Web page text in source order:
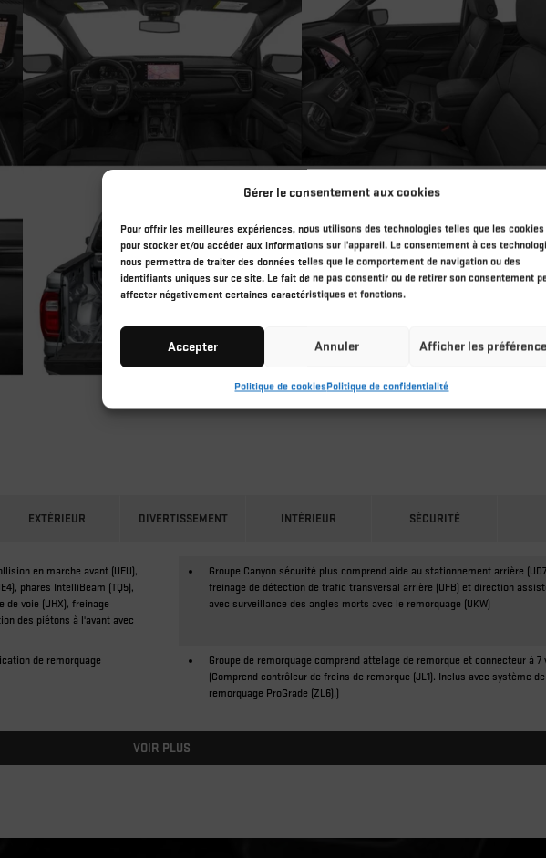
Gérer le consentement aux cookies
Pour offrir les meilleures expériences, nous utilisons des technologies telles que les cookies
pour stocker et/ou accéder aux informations sur l'appareil. Le consentement à ces
nous permettra de traiter des données telles que le comportement de navigation ou des
identifiants uniques sur ce site. Le fait de ne pas consentir ou de retirer son consentement
affecter négativement certaines caractéristiques et fonctions.
Accepter Annuler Afficher les
Politique de cookiesPolitique de confidentialité
EXTÉRIEUR DIVERTISSEMENT INTÉRIEUR SÉCURITÉ
en marche avant (UEU),
phares IntelliBeam (TQ5),
voie (UHX), freinage
des piétons à l'avant avec
Groupe Canyon sécurité plus comprend aide au stationnement arrière
freinage de détection de trafic transversal arrière (UFB) et direction
avec surveillance des angles morts avec le remorquage (UKW)
de remorquage
Groupe de remorquage comprend attelage de remorque et connecteur à 7
(Comprend contrôleur de freins de remorque (JL1). Inclus avec système de
remorquage ProGrade (ZL6).)
VOIR PLUS